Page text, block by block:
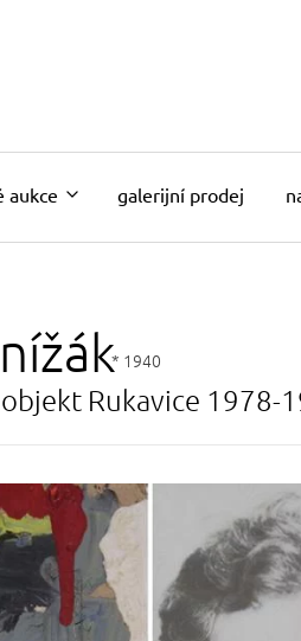
aukce galerijní prodej
* 1940
Rukavice 1978-